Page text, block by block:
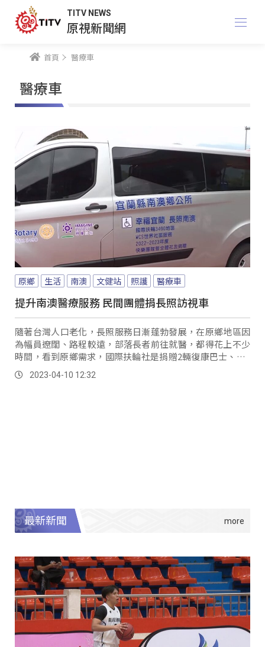
TITV NEWS
原視新聞網
首頁 醫療車
醫療車
原鄉 生活 南澳 文健站 照護 醫療車
提升南澳醫療服務 民間團體捐長照訪視車
隨著台灣人口老化，長照服務日漸蓬勃發展，在原鄉地區因
為幅員遼闊、路程較遠，部落長者前往就醫，都得花上不少
時間，看到原鄉需求，國際扶輪社是捐贈2輛復康巴士、及1
輛長照巡迴訪視車，不只提升原鄉醫療量能，更是讓長照服
務能深入南澳地區。
2023-04-10 12:32
最新新聞